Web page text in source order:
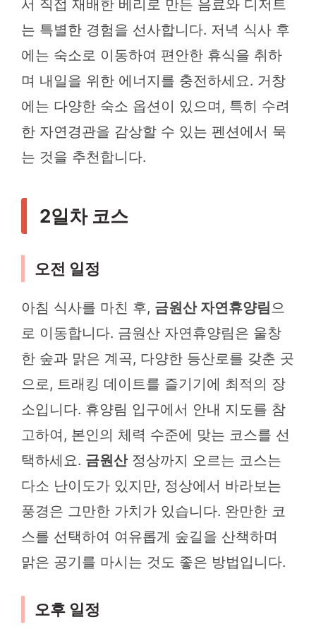
서 직접 재배한 베리로 만든 음료와 디저트
는 특별한 경험을 선사합니다. 저녁 식사 후
에는 숙소로 이동하여 편안한 휴식을 취하
며 내일을 위한 에너지를 충전하세요. 거창
에는 다양한 숙소 옵션이 있으며, 특히 수려
한 자연경관을 감상할 수 있는 펜션에서 묵
는 것을 추천합니다.
2일차 코스
오전 일정
아침 식사를 마친 후, 금원산 자연휴양림으
로 이동합니다. 금원산 자연휴양림은 울창
한 숲과 맑은 계곡, 다양한 등산로를 갖춘 곳
으로, 트래킹 데이트를 즐기기에 최적의 장
소입니다. 휴양림 입구에서 안내 지도를 참
고하여, 본인의 체력 수준에 맞는 코스를 선
택하세요. 금원산정상까지 오르는 코스는
다소 난이도가 있지만, 정상에서 바라보는
풍경은 그만한 가치가 있습니다. 완만한 코
스를 선택하여 여유롭게 숲길을 산책하며
맑은 공기를 마시는 것도 좋은 방법입니다.
오후 일정